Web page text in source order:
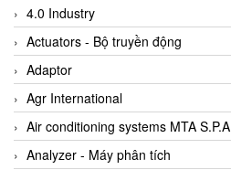
4B VietNam Vietnam
ABB Vietnam
AC Infinity Vietnam
AC&E Telecommunications
AC&T Vietnam
Accepta Vietnam
4.0 Industry
Actuators - Bộ truyền động
Adaptor
Agr International
Air conditioning systems MTA S.P.A
Analyzer - Máy phân tích